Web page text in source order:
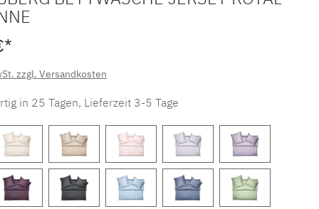
zzgl. Versandkosten
in 25 Tagen, Lieferzeit 3-5 Tage